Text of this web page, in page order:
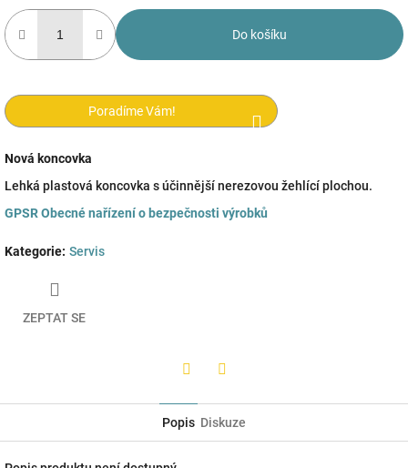
Do košíku
Poradíme Vám!
Nová koncovka
Lehká plastová koncovka s účinnější nerezovou žehlící plochou.
GPSRObecné nařízení o bezpečnosti výrobků
Kategorie: Servis
ZEPTAT SE
Popis Diskuze